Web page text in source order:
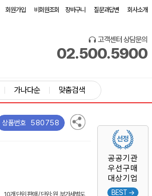
회원가입 비회원조회 장바구니 질문과답변 회사소개
고객센터 상담문의
02.500.5900
공공기관
우선구매
대상기업
BEST →
가나다순 맞춤검색
상품번호 580758
10개 단위 판매 / 단위: 원 부가세별도